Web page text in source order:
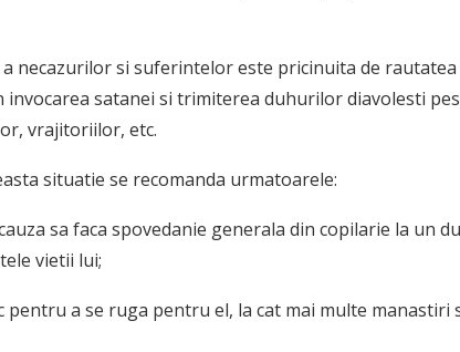
a necazurilor si suferintelor este pricinuita de
invocarea satanei si trimiterea duhurilor diavolesti
vrajitoriilor, etc.
situatie se recomanda urmatoarele:
sa faca spovedanie generala din copilarie la un
vietii lui;
pentru a se ruga pentru el, la cat mai multe manastiri